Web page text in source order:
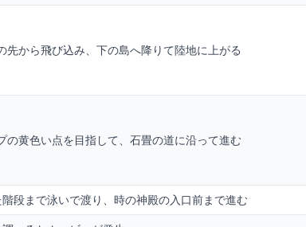
先から飛び込み、下の島へ降りて陸地に上がる
の黄色い点を目指して、石畳の道に沿って進む
段まで泳いで渡り、時の神殿の入口前まで進む